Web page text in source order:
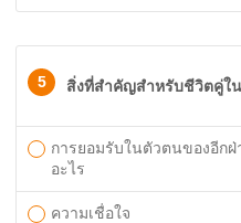
5 สิ่งที่สำคัญสำหรับชีวิตคู่ใ
การยอมรับในตัวตนของอีก
อะไร
ความเชื่อใจ